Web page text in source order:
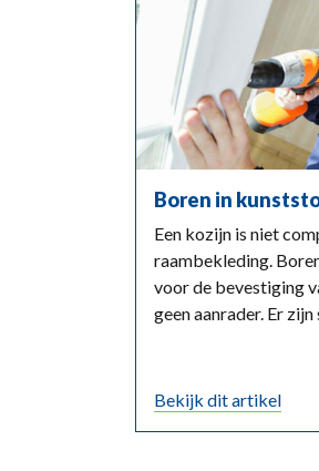
Boren in
Een kozijn is niet
raambekleding.
voor de bevestiging
geen aanrader. Er
Bekijk dit artikel